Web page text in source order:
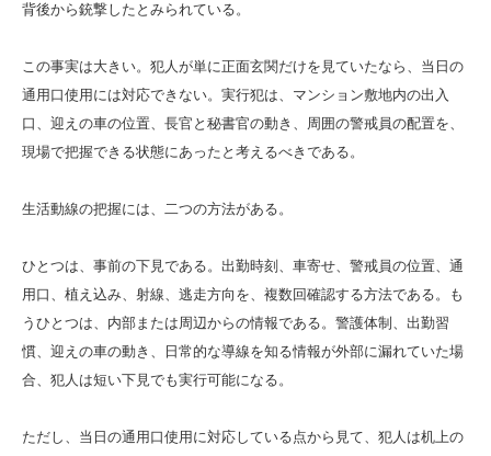
背後から銃撃したとみられている。
この事実は大きい。犯人が単に正面玄関だけを見ていたなら、当日の
通用口使用には対応できない。実行犯は、マンション敷地内の出入
口、迎えの車の位置、長官と秘書官の動き、周囲の警戒員の配置を、
現場で把握できる状態にあったと考えるべきである。
生活動線の把握には、二つの方法がある。
ひとつは、事前の下見である。出勤時刻、車寄せ、警戒員の位置、通
用口、植え込み、射線、逃走方向を、複数回確認する方法である。も
うひとつは、内部または周辺からの情報である。警護体制、出勤習
慣、迎えの車の動き、日常的な導線を知る情報が外部に漏れていた場
合、犯人は短い下見でも実行可能になる。
ただし、当日の通用口使用に対応している点から見て、犯人は机上の